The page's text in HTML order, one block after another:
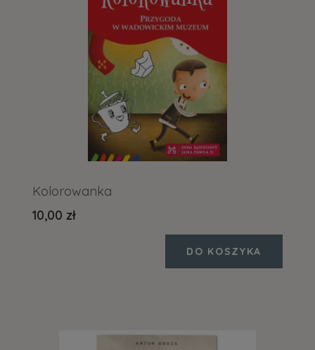
Kolorowanka
10,00 zł
DO KOSZYKA